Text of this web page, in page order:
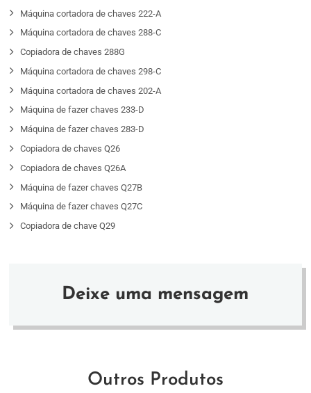
Máquina cortadora de chaves 222-A
Máquina cortadora de chaves 288-C
Copiadora de chaves 288G
Máquina cortadora de chaves 298-C
Máquina cortadora de chaves 202-A
Máquina de fazer chaves 233-D
Máquina de fazer chaves 283-D
Copiadora de chaves Q26
Copiadora de chaves Q26A
Máquina de fazer chaves Q27B
Máquina de fazer chaves Q27C
Copiadora de chave Q29
Deixe uma mensagem
Outros Produtos